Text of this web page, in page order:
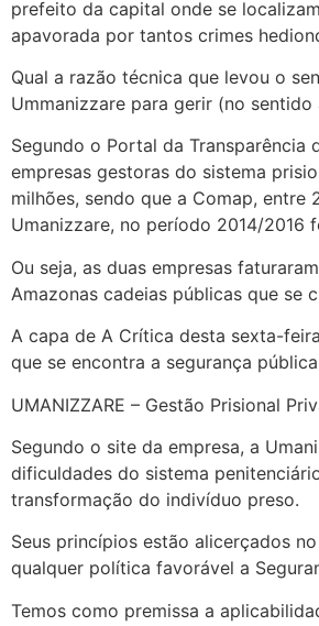
prefeito da capital onde se
apavorada por tantos crimes
Qual a razão técnica que levou o
Ummanizzare para gerir (no
Segundo o Portal da Transparência
empresas gestoras do sistema
milhões, sendo que a Comap, entre
Umanizzare, no período 2014/2016
Ou seja, as duas empresas
Amazonas cadeias públicas que se
A capa de A Crítica desta sexta-
que se encontra a segurança
UMANIZZARE – Gestão Prisional
Segundo o site da empresa, a
dificuldades do sistema
transformação do indivíduo preso.
Seus princípios estão alicerçados
qualquer política favorável a
Temos como premissa a